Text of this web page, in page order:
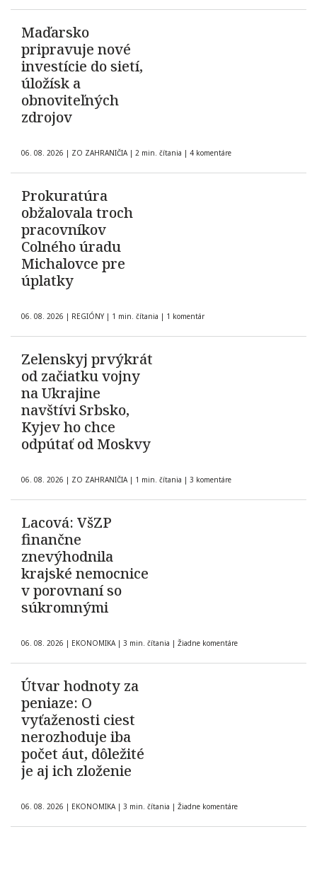
Maďarsko
pripravuje nové
investície do sietí,
úložísk a
obnoviteľných
zdrojov
06. 08. 2026 | ZO ZAHRANIČIA | 2 min. čítania | 4 komentáre
Prokuratúra
obžalovala troch
pracovníkov
Colného úradu
Michalovce pre
úplatky
06. 08. 2026 | REGIÓNY | 1 min. čítania | 1 komentár
Zelenskyj prvýkrát
od začiatku vojny
na Ukrajine
navštívi Srbsko,
Kyjev ho chce
odpútať od Moskvy
06. 08. 2026 | ZO ZAHRANIČIA | 1 min. čítania | 3 komentáre
Lacová: VšZP
finančne
znevýhodnila
krajské nemocnice
v porovnaní so
súkromnými
06. 08. 2026 | EKONOMIKA | 3 min. čítania | Žiadne komentáre
Útvar hodnoty za
peniaze: O
vyťaženosti ciest
nerozhoduje iba
počet áut, dôležité
je aj ich zloženie
06. 08. 2026 | EKONOMIKA | 3 min. čítania | Žiadne komentáre